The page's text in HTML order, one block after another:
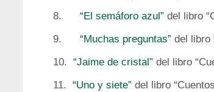
8.
“El semáforo azul” del libro
9.
“Muchas preguntas” del libro
10. “Jaime de cristal” del libro
11. “Uno y siete” del libro